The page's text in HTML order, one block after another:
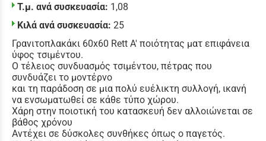
Τ.μ. ανά συσκευασία: 1,08
Κιλά ανά συσκευασία: 25
Γρανιτοπλακάκι 60x60 Rett Α' ποιότητας ματ επιφάνεια
ύφος τσιμέντου.
Ο τέλειος συνδυασμός τσιμέντου, πέτρας που
συνδυάζει το μοντέρνο
και τη παράδοση σε μια πολύ ευέλικτη συλλογή, ικανή
να ενσωματωθεί σε κάθε τύπο χώρου.
Χάρη στην ποιοτική του κατασκευή δεν αλλοιώνεται σε
βάθος χρόνου
Αντέχει σε δύσκολες συνθήκες όπως ο παγετός.